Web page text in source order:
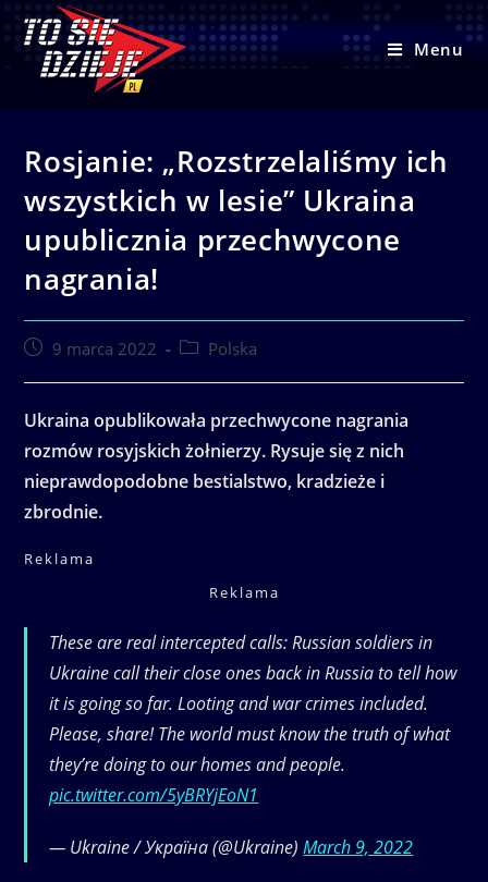
content
Menu
Rosjanie: „Rozstrzelaliśmy ich
wszystkich w lesie” Ukraina
upublicznia przechwycone
nagrania!
Post9 marca 2022
PostPolska
Ukraina opublikowała przechwycone nagrania
rozmów rosyjskich żołnierzy. Rysuje się z nich
nieprawdopodobne bestialstwo, kradzieże i
zbrodnie.
Reklama
Reklama
These are real intercepted calls: Russian soldiers in
Ukraine call their close ones back in Russia to tell how
it is going so far. Looting and war crimes included.
Please, share! The world must know the truth of what
they’re doing to our homes and people.
pic.twitter.com/5yBRYjEoN1
— Ukraine / Україна (@Ukraine)March 9, 2022